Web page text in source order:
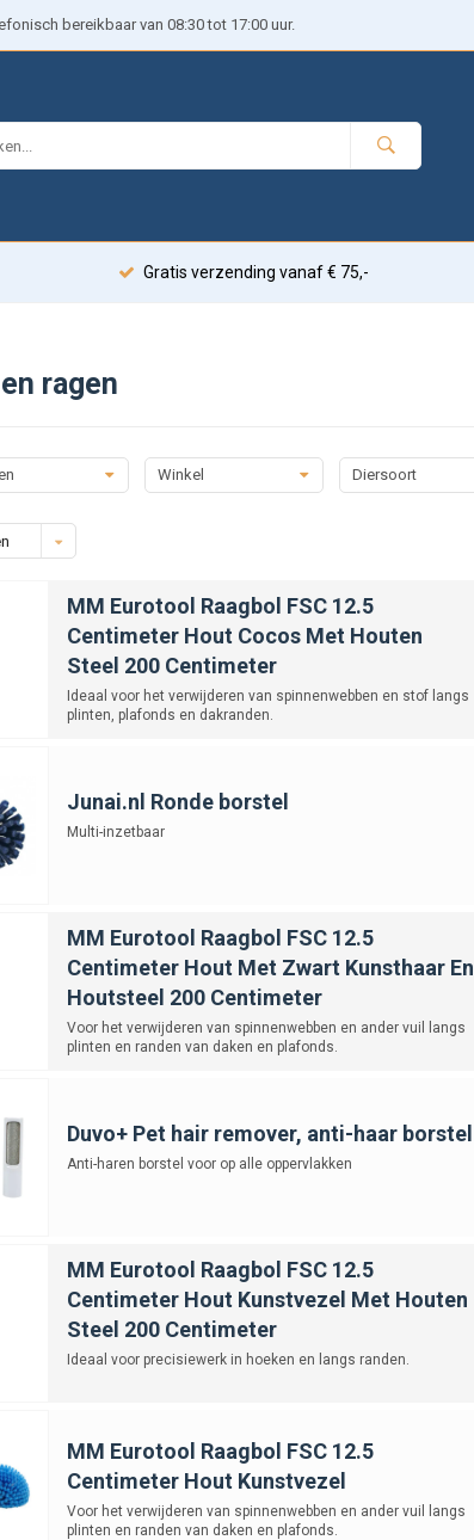
bereikbaar van 08:30 tot 17:00 uur.
Gratis verzending vanaf € 75,-
ragen
Winkel Diersoort
MM Eurotool Raagbol FSC 12.5
Centimeter Hout Cocos Met Houten
Steel 200 Centimeter
Ideaal voor het verwijderen van spinnenwebben en stof langs
plinten, plafonds en dakranden.
Junai.nl Ronde borstel
Multi-inzetbaar
MM Eurotool Raagbol FSC 12.5
Centimeter Hout Met Zwart Kunsthaar En
Houtsteel 200 Centimeter
Voor het verwijderen van spinnenwebben en ander vuil langs
plinten en randen van daken en plafonds.
Duvo+ Pet hair remover, anti-haar borstel
Anti-haren borstel voor op alle oppervlakken
MM Eurotool Raagbol FSC 12.5
Centimeter Hout Kunstvezel Met Houten
Steel 200 Centimeter
Ideaal voor precisiewerk in hoeken en langs randen.
MM Eurotool Raagbol FSC 12.5
Centimeter Hout Kunstvezel
Voor het verwijderen van spinnenwebben en ander vuil langs
plinten en randen van daken en plafonds.